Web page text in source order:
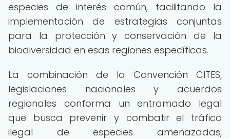
especies de interés común, facilitando la
implementación de estrategias conjuntas
para la protección y conservación de la
biodiversidad en esas regiones específicas.
La combinación de la Convención CITES,
legislaciones nacionales y acuerdos
regionales conforma un entramado legal
que busca prevenir y combatir el tráfico
ilegal de especies amenazadas,